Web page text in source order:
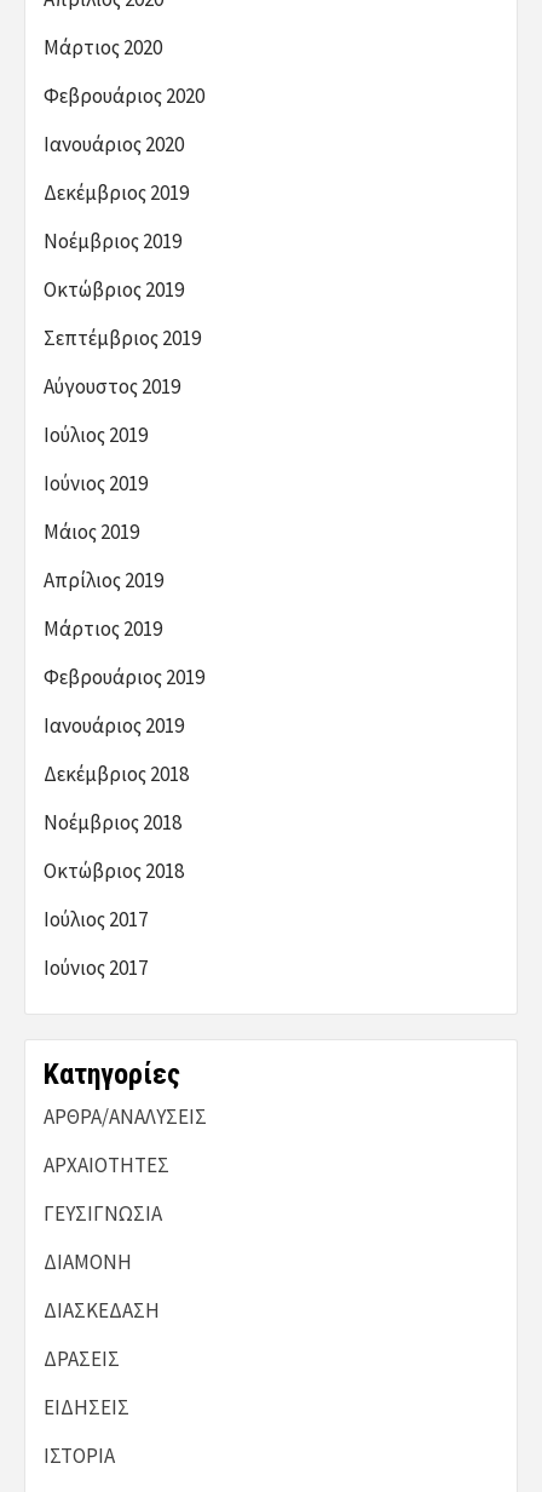
Μάρτιος 2020
Φεβρουάριος 2020
Ιανουάριος 2020
Δεκέμβριος 2019
Νοέμβριος 2019
Οκτώβριος 2019
Σεπτέμβριος 2019
Αύγουστος 2019
Ιούλιος 2019
Ιούνιος 2019
Μάιος 2019
Απρίλιος 2019
Μάρτιος 2019
Φεβρουάριος 2019
Ιανουάριος 2019
Δεκέμβριος 2018
Νοέμβριος 2018
Οκτώβριος 2018
Ιούλιος 2017
Ιούνιος 2017
Kατηγορίες
ΑΡΘΡΑ/ΑΝΑΛΥΣΕΙΣ
ΑΡΧΑΙΟΤΗΤΕΣ
ΓΕΥΣΙΓΝΩΣΙΑ
ΔΙΑΜΟΝΗ
ΔΙΑΣΚΕΔΑΣΗ
ΔΡΑΣΕΙΣ
ΕΙΔΗΣΕΙΣ
ΙΣΤΟΡΙΑ